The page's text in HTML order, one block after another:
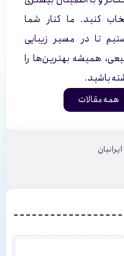
کنید. ما کنار شما
تا در مسیر زیبایی
همیشه بهترین‌ها را
باشید.
همه مقالات